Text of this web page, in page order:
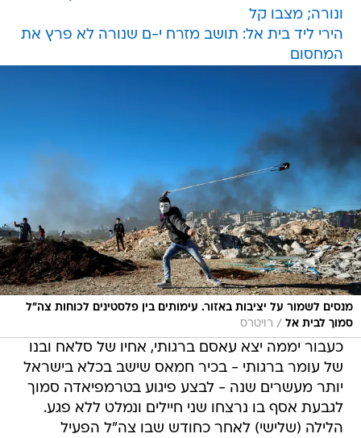
ונורה; מצבו קל
הירי ליד בית אל: תושב מזרח י-ם שנורה לא פרץ את
המחסום
מנסים לשמור על יציבות באזור. עימותים בין פלסטינים לכוחות צה"ל
סמוך לבית אל / רויטרס
כעבור יממה יצא עאסם ברגותי, אחיו של סלאח ובנו
של עומר ברגותי - בכיר חמאס שישב בכלא בישראל
יותר מעשרים שנה - לבצע פיגוע בטרמפיאדה סמוך
לגבעת אסף בו נרצחו שני חיילים ונמלט ללא פגע.
הלילה (שלישי) לאחר כחודש שבו צה"ל הפעיל